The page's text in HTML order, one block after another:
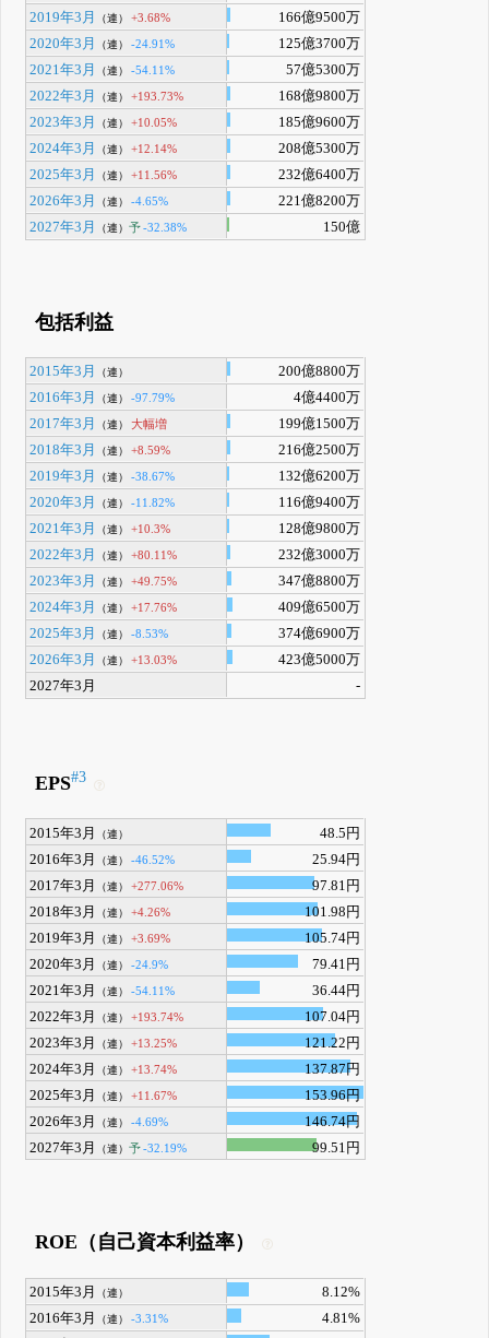
2019年3月
（連） +3.68%
166億9500万
2020年3月
（連） -24.91%
125億3700万
2021年3月
（連） -54.11%
57億5300万
2022年3月
（連） +193.73%
168億9800万
2023年3月
（連） +10.05%
185億9600万
2024年3月
（連） +12.14%
208億5300万
2025年3月
（連） +11.56%
232億6400万
2026年3月
（連） -4.65%
221億8200万
2027年3月
（連）予-32.38% 150億
包括利益
2015年3月 （連）
200億8800万
2016年3月
（連） -97.79%
4億4400万
2017年3月
（連） 大幅増
199億1500万
2018年3月
（連） +8.59%
216億2500万
2019年3月
（連） -38.67%
132億6200万
2020年3月
（連） -11.82%
116億9400万
2021年3月
（連） +10.3%
128億9800万
2022年3月
（連） +80.11%
232億3000万
2023年3月
（連） +49.75%
347億8800万
2024年3月
（連） +17.76%
409億6500万
2025年3月
（連） -8.53%
374億6900万
2026年3月
（連） +13.03%
423億5000万
2027年3月
-
EPS#3
2015年3月 （連）
48.5円
2016年3月
（連） -46.52%
25.94円
2017年3月
（連） +277.06%
97.81円
2018年3月
（連） +4.26%
101.98円
2019年3月
（連） +3.69%
105.74円
2020年3月
（連） -24.9%
79.41円
2021年3月
（連） -54.11%
36.44円
2022年3月
（連） +193.74%
107.04円
2023年3月
（連） +13.25%
121.22円
2024年3月
（連） +13.74%
137.87円
2025年3月
（連） +11.67%
153.96円
2026年3月
（連） -4.69%
146.74円
2027年3月
（連）予-32.19% 99.51円
ROE（自己資本利益率）
2015年3月 （連）
8.12%
2016年3月
（連） -3.31%
4.81%